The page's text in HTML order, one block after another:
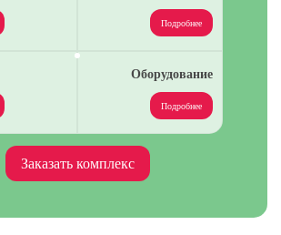
Подробнее
Оборудование
Подробнее
Заказать комплекс